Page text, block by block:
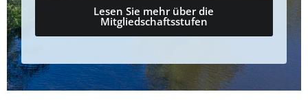
Lesen Sie mehr über die
Mitgliedschaftsstufen